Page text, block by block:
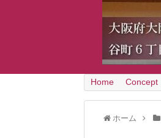
Home Concept
ホーム